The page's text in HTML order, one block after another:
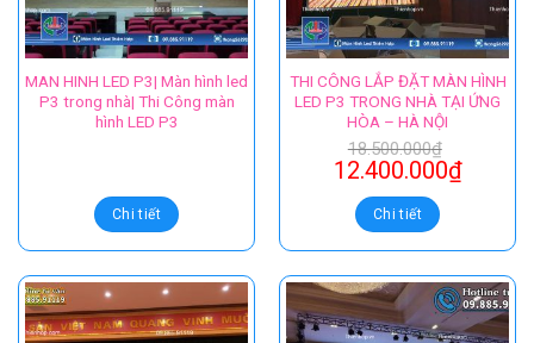
MAN HINH LED P3| Màn hình led
P3 trong nhà| Thi Công màn
hình LED P3
Chi tiết
THI CÔNG LẮP ĐẶT MÀN HÌNH
LED P3 TRONG NHÀ TẠI ỨNG
HÒA – HÀ NỘI
18.500.000₫
12.400.000₫
Chi tiết